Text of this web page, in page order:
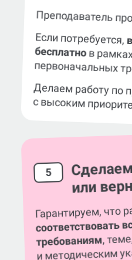
Преподаватель
Если потребуется,
бесплатнов
первоначальных
Делаем работу по
с высоким
5
или
Гарантируем, что
соответствовать
требованиям,
и методическим